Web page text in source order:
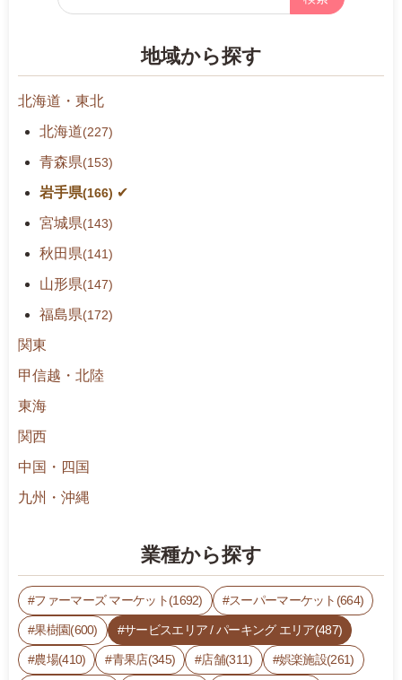
リ
索
地域から探す
北海道・東北
北海道(227)
青森県(153)
岩手県(166)
宮城県(143)
秋田県(141)
山形県(147)
福島県(172)
関東
甲信越・北陸
東海
関西
中国・四国
九州・沖縄
業種から探す
ファーマーズ マーケット(1692) スーパーマーケット(664)
果樹園(600) サービスエリア / パーキング エリア(487)
農場(410) 青果店(345) 店舗(311) 娯楽施設(261)